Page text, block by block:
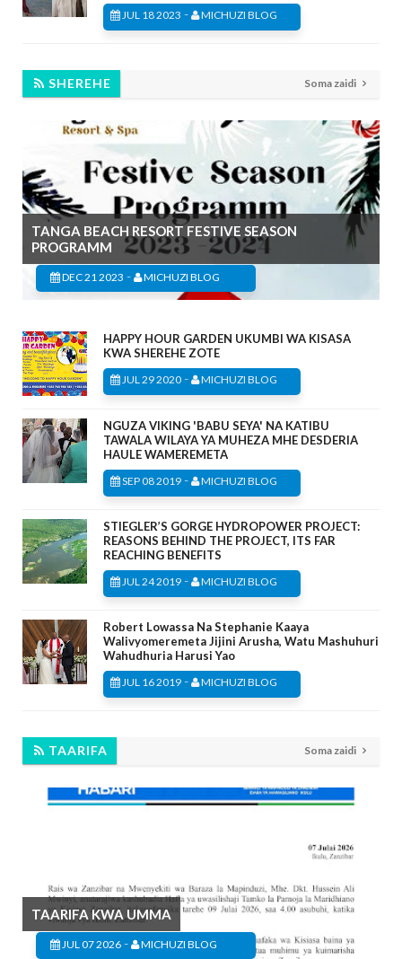
JUL 18 2023 - MICHUZI BLOG
SHEREHE Soma zaidi
TANGA BEACH RESORT FESTIVE SEASON
PROGRAMM
DEC 21 2023 - MICHUZI BLOG
HAPPY HOUR GARDEN UKUMBI WA KISASA
KWA SHEREHE ZOTE
JUL 29 2020 - MICHUZI BLOG
NGUZA VIKING 'BABU SEYA' NA KATIBU
TAWALA WILAYA YA MUHEZA MHE DESDERIA
HAULE WAMEREMETA
SEP 08 2019 - MICHUZI BLOG
STIEGLER’S GORGE HYDROPOWER PROJECT:
REASONS BEHIND THE PROJECT, ITS FAR
REACHING BENEFITS
JUL 24 2019 - MICHUZI BLOG
Robert Lowassa Na Stephanie Kaaya
Walivyomeremeta Jijini Arusha, Watu Mashuhuri
Wahudhuria Harusi Yao
JUL 16 2019 - MICHUZI BLOG
TAARIFA Soma zaidi
TAARIFA KWA UMMA
JUL 07 2026 - MICHUZI BLOG